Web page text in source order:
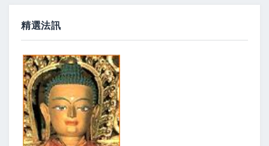
精選法訊